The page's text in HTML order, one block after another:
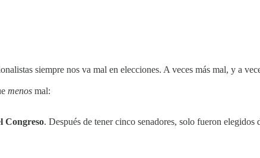
siempre nos va mal en elecciones. A veces más mal, y a
menos mal:
Congreso. Después de tener cinco senadores, solo fueron